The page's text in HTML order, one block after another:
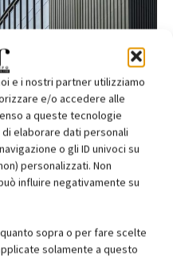
e i nostri partner utilizziamo
e/o accedere alle
a queste tecnologie
elaborare dati personali
o gli ID univoci su
personalizzati. Non
influire negativamente su
sopra o per fare scelte
solamente a questo